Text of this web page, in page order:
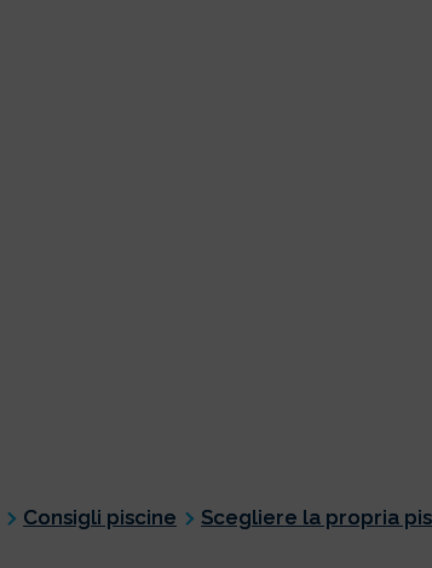
Consigli piscine Scegliere la propria